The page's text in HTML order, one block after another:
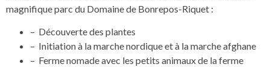
magnifique parc du Domaine de Bonrepos-Riquet :
– Découverte des plantes
– Initiation à la marche nordique et à la marche afghane
– Ferme nomade avec les petits animaux de la ferme